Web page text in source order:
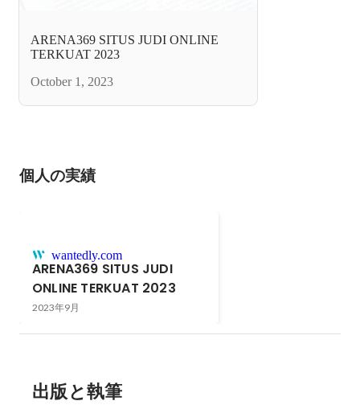
ARENA369 SITUS JUDI ONLINE
TERKUAT 2023
October 1, 2023
個人の実績
wantedly.com
ARENA369 SITUS JUDI
ONLINE TERKUAT 2023
2023年9月
出版と執筆